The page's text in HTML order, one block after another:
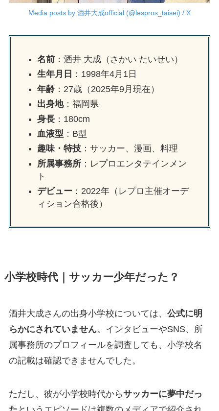
Media posts by 酒井大成official (@lespros_taisei) / X
名前：酒井 大成（さかい たいせい）
生年月日 ：1998年4月1日
年齢：27歳（2025年9月現在）
出身地：福岡県
身長：180cm
血液型 ：B型
趣味・特技：サッカー、漫画、料理
所属事務所：レプロエンタテインメン
ト
デビュー ：2022年（レプロ主催オーデ
ィション合格後）
小学校時代｜サッカー少年だった？
酒井大成さんの出身小学校については、 公式に明
らかにされていません。インタビューやSNS、所
属事務所のプロフィールを調査しても、小学校名
の記載は確認できませんでした。
ただし、彼が小学校時代からサッカーに夢中だっ